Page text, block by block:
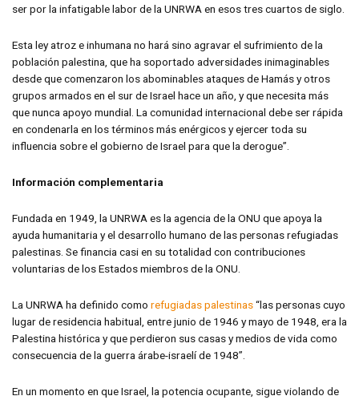
ser por la infatigable labor de la UNRWA en esos tres cuartos de siglo.
Esta ley atroz e inhumana no hará sino agravar el sufrimiento de la
población palestina, que ha soportado adversidades inimaginables
desde que comenzaron los abominables ataques de Hamás y otros
grupos armados en el sur de Israel hace un año, y que necesita más
que nunca apoyo mundial. La comunidad internacional debe ser rápida
en condenarla en los términos más enérgicos y ejercer toda su
influencia sobre el gobierno de Israel para que la derogue”.
Información complementaria
Fundada en 1949, la UNRWA es la agencia de la ONU que apoya la
ayuda humanitaria y el desarrollo humano de las personas refugiadas
palestinas. Se financia casi en su totalidad con contribuciones
voluntarias de los Estados miembros de la ONU.
La UNRWA ha definido como refugiadas palestinas“las personas cuyo
lugar de residencia habitual, entre junio de 1946 y mayo de 1948, era la
Palestina histórica y que perdieron sus casas y medios de vida como
consecuencia de la guerra árabe-israelí de 1948”.
En un momento en que Israel, la potencia ocupante, sigue violando de